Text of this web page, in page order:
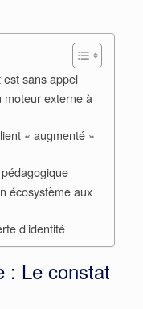
sans appel
moteur externe à
« augmenté »
écosystème aux
d’identité
: Le constat